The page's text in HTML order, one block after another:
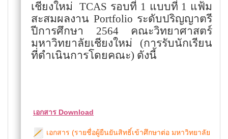
เชียงใหม่
TCAS รอบที่ 1 แบบที่ 1 แฟ้ม
สะสมผลงาน Portfolio ระดับปริญญาตรี
ปีการศึกษา 2564 คณะวิทยาศาสตร์
มหาวิทยาลัยเชียงใหม่ (การรับนักเรียน
ที่ดำเนินการโดยคณะ) ดังนี้
เอกสาร Download
เอกสาร (รายชื่อผู้ยืนยันสิทธิ์เข้าศึกษาต่อ มหาวิทยาลัย